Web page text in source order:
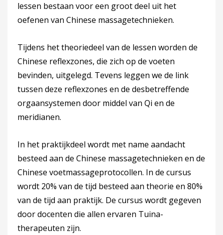
lessen bestaan voor een groot deel uit het
oefenen van Chinese massagetechnieken.
Tijdens het theoriedeel van de lessen worden de
Chinese reflexzones, die zich op de voeten
bevinden, uitgelegd. Tevens leggen we de link
tussen deze reflexzones en de desbetreffende
orgaansystemen door middel van Qi en de
meridianen.
In het praktijkdeel wordt met name aandacht
besteed aan de Chinese massagetechnieken en de
Chinese voetmassageprotocollen. In de cursus
wordt 20% van de tijd besteed aan theorie en 80%
van de tijd aan praktijk. De cursus wordt gegeven
door docenten die allen ervaren Tuina-
therapeuten zijn.